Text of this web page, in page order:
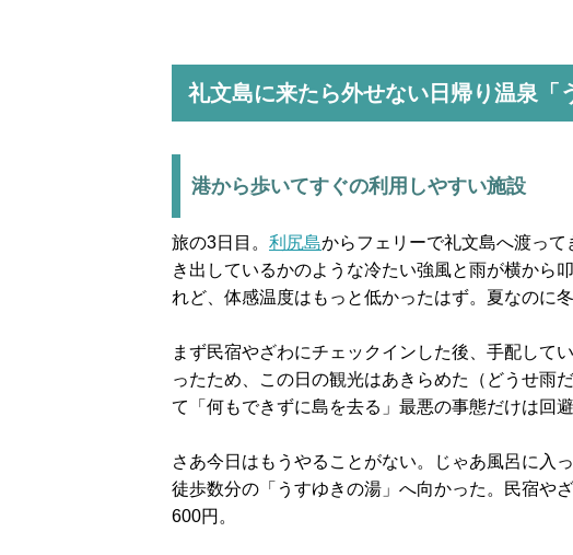
礼文島に来たら外せない日帰り温泉「
港から歩いてすぐの利用しやすい施設
旅の3日目。 利尻島からフェリーで礼文島へ渡っ
き出しているかのような冷たい強風と雨が横から
れど、体感温度はもっと低かったはず。夏なのに
まず民宿やざわにチェックインした後、手配して
ったため、この日の観光はあきらめた（どうせ雨
て「何もできずに島を去る」最悪の事態だけは回避
さあ今日はもうやることがない。じゃあ風呂に入
徒歩数分の「うすゆきの湯」へ向かった。民宿や
600円。